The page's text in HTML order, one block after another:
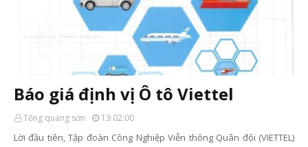
Báo giá định vị Ô tô Viettel
Tống quang sơn 13:02:00
Lời đầu tiên, Tập đoàn Công Nghiệp Viễn thông Quân đội (VIETTEL)